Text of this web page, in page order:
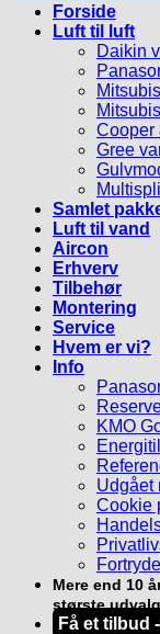
Forside
Luft til luft
Daikin
Cooper
Gree
Samlet
Luft til vand
Aircon
Erhverv
Tilbehør
Montering
Service
Hvem er vi?
Info
KMO
Udgået
Cookie
Mere end 10
største udvalg
Få et tilbud